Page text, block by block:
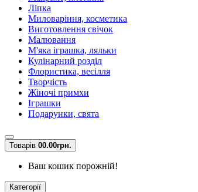
Ліпка
Миловаріння, косметика
Виготовлення свічок
Малювання
М'яка іграшка, ляльки
Кулінарний розділ
Флористика, весілля
Творчість
Жіночі примхи
Іграшки
Подарунки, свята
Товарів 00.00грн.
Ваш кошик порожній!
Категорії